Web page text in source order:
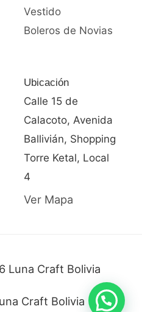
Vestido
Boleros de Novias
Ubicación
Calle 15 de
Calacoto, Avenida
Ballivián, Shopping
Torre Ketal, Local
4
Ver Mapa
Luna Craft Bolivia
Craft Bolivia